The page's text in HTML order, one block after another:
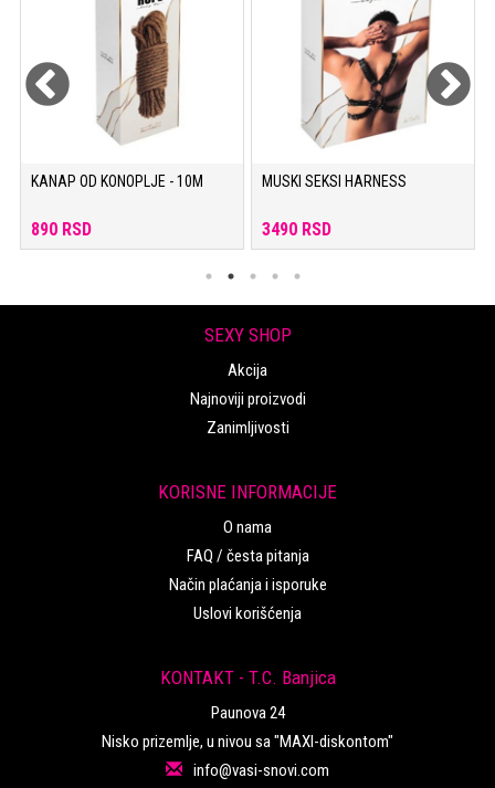
KANAP OD KONOPLJE - 10M
890 RSD
MUSKI SEKSI HARNESS
3490 RSD
SEXY SHOP
Akcija
Najnoviji proizvodi
Zanimljivosti
KORISNE INFORMACIJE
O nama
FAQ / česta pitanja
Način plaćanja i isporuke
Uslovi korišćenja
KONTAKT - T.C. Banjica
Paunova 24
Nisko prizemlje, u nivou sa "MAXI-diskontom"
info@vasi-snovi.com